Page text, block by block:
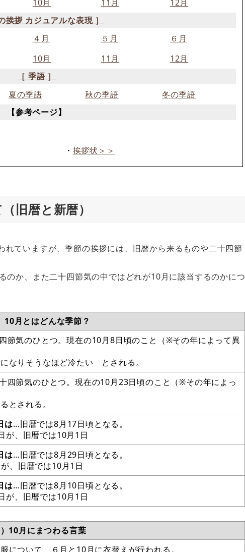
10月 11月
12月
挨拶 カジュアルな表現 ］
４月 ５月
６月
10月 11月
12月
［ 季語 ］
夏の季語 秋の季語
冬の季語
【参考ページ】
・ 挨拶状＞＞
旧暦と新暦）
ていますが、季節の挨拶には、旧暦から来るものや二十四節
か、また二十四節気の中ではどれが10月に該当するのかにつ
10月とはどんな季節？
節気のひとつ。現在の10月8日頃のこと（※その年によって異
なりそうなほど冷たい とされる。
四節気のひとつ。現在の10月23日頃のこと（※その年によっ
とされる。
は…旧暦では8月17日頃となる。
が、旧暦では10月1日
は…旧暦では8月29日頃となる。
、旧暦では10月1日
は…旧暦では8月10日頃となる。
が、旧暦では10月1日
）10月にまつわる言葉
について、６月と10月に衣替えが行われる。